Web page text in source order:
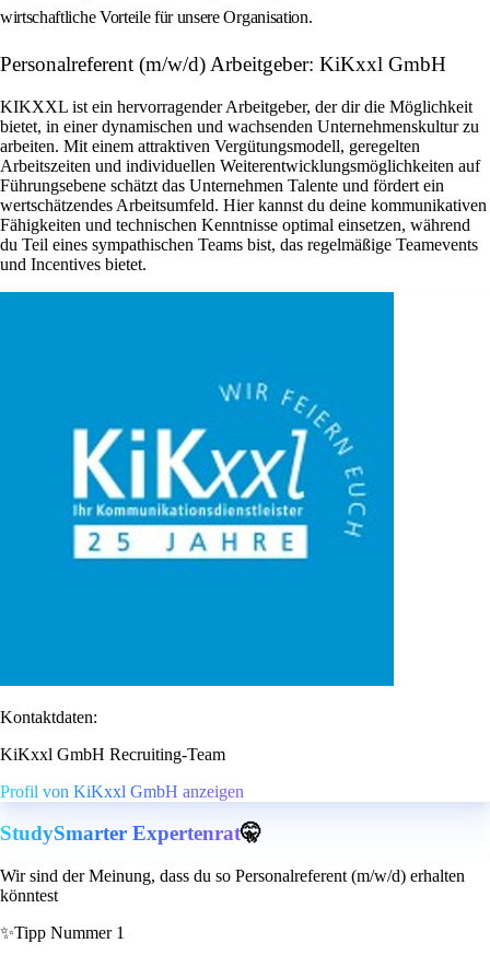
wirtschaftliche Vorteile für unsere Organisation.
Personalreferent (m/w/d) Arbeitgeber: KiKxxl GmbH
KIKXXL ist ein hervorragender Arbeitgeber, der dir die Möglichkeit
bietet, in einer dynamischen und wachsenden Unternehmenskultur zu
arbeiten. Mit einem attraktiven Vergütungsmodell, geregelten
Arbeitszeiten und individuellen Weiterentwicklungsmöglichkeiten auf
Führungsebene schätzt das Unternehmen Talente und fördert ein
wertschätzendes Arbeitsumfeld. Hier kannst du deine kommunikativen
Fähigkeiten und technischen Kenntnisse optimal einsetzen, während
du Teil eines sympathischen Teams bist, das regelmäßige Teamevents
und Incentives bietet.
Kontaktdaten:
KiKxxl GmbH Recruiting-Team
Profil von KiKxxl GmbH anzeigen
StudySmarter Expertenrat🤫
Wir sind der Meinung, dass du so Personalreferent (m/w/d) erhalten
könntest
✨Tipp Nummer 1